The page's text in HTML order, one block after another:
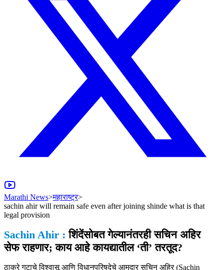
Marathi News>महाराष्ट्र>
sachin ahir will remain safe even after joining shinde what is that
legal provision
Sachin Ahir : शिंदेंसोबत गेल्यानंतरही सचिन अहिर
सेफ राहणार; काय आहे कायद्यातील ‘ती’ तरतूद?
ठाकरे गटाचे विश्वासू आणि विधानपरिषदेचे आमदार सचिन अहिर (Sachin